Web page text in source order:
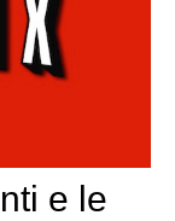
e le